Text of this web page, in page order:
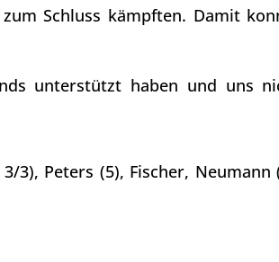
Schluss kämpften. Damit
unterstützt haben und uns
3), Peters (5), Fischer, Neumann